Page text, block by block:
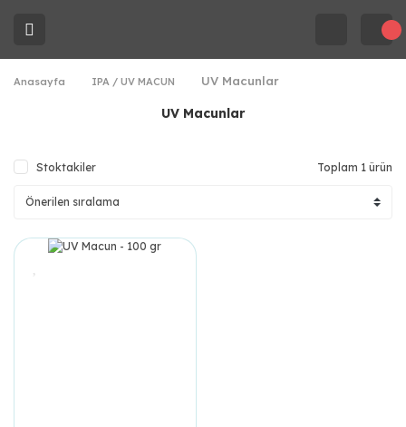
Anasayfa IPA / UV MACUN UV Macunlar
UV Macunlar
Stoktakiler Toplam 1 ürün